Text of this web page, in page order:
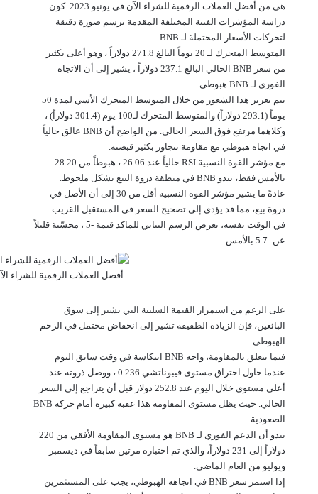
هي من أفضل العملات الرقمية للشراء الآن في يونيو 2023 كون
دراسة المؤشرات الفنية المختلفة المقدمة يرسم صورة دقيقة
لتحركات الأسعار المحتملة لـ BNB.
المتوسط ​​المتحرك لـ 20 يوماً البالغ 271.8 دولاراً ، وهو أعلى بكثير
من سعر BNB الحالي البالغ 237.1 دولاراً ، يشير إلى أن الاتجاه
الفوري لـ BNB هبوطي.
يتم تعزيز هذا الشعور من خلال المتوسط ​​المتحرك الأسي لمدة 50
يوماً (293.1 دولاراً) والمتوسط ​​المتحرك لـ100 يوم (301.4 دولاراً) ،
وكلاهما مرتفع فوق السعر الحالي. من الواضح أن BNB عالق حالياً
في اتجاه هبوطي مع مقاومة تتجاوز بكثير قبضته.
مع مؤشر القوة النسبية RSI حالياً عند 26.06 ، هبوطاً من 28.20
بالأمس فقط، يبدو BNB في منطقة ذروة البيع بشكل ملحوظ.
عادةً ما يشير مؤشر القوة النسبية أقل من 30 إلى أن الأصل في
ذروة بيع، مما قد يؤدي إلى تصحيح السعر في المستقبل القريب.
في الوقت نفسه، يعرض الرسم البياني للماكد قيمة -5 ، محسّنة قليلاً
عن -5.7 بالأمس
أفضل العملات الرقمية للشراء الآن
.
على الرغم من استمرار القيمة السلبية التي تشير إلى سوق
البائعين، فإن الزيادة الطفيفة تشير إلى انخفاض محتمل في الزخم
الهبوطي.
فيما يتعلق بالمقاومة، واجه BNB انتكاسة في وقت سابق اليوم
عندما حاول اختراق مستوى فيبوناتشي 0.236 ، ووصل ذروته عند
أعلى مستوى خلال اليوم عند 252.8 دولار قبل أن يتراجع إلى السعر
الحالي. حيث يظل مستوى المقاومة هذا عقبة كبيرة أمام حركة BNB
الصعودية.
يبدو أن الدعم الفوري لـ BNB هو مستوى المقاومة الأفقي من 220
دولاراً إلى 231 دولاراً، والذي تم اختباره مرتين سابقاً في ديسمبر
ويوليو من العام الماضي.
إذا استمر سعر BNB في اتجاهه الهبوطي، يجب على المستثمرين